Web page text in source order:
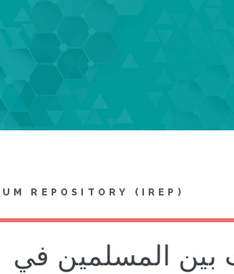
REPOSITORY (IREP)
بين المسلمين في